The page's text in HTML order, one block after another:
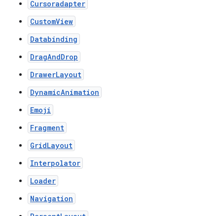
Cursoradapter
CustomView
Databinding
DragAndDrop
DrawerLayout
DynamicAnimation
Emoji
Fragment
GridLayout
Interpolator
Loader
Navigation